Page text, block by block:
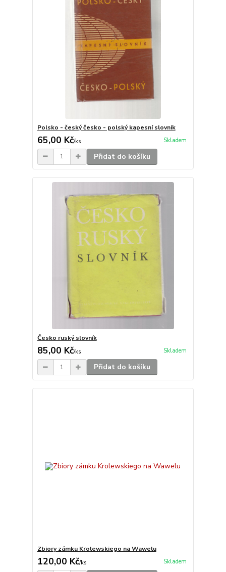
Polsko - český česko - polský kapesní slovník
65,00 Kč/ks Skladem
Přidat do košíku
Česko ruský slovník
85,00 Kč/ks Skladem
Přidat do košíku
Zbiory zámku Krolewskiego na Wawelu
120,00 Kč/ks Skladem